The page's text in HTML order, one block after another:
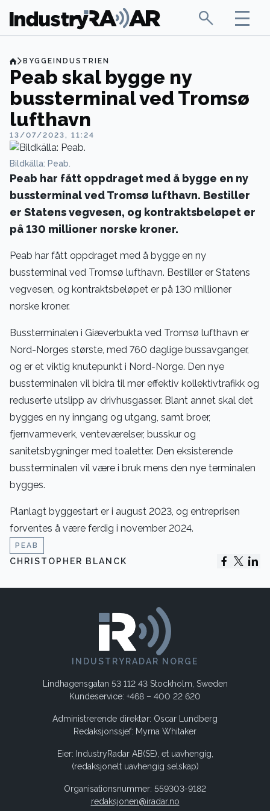
BYGGEINDUSTRIEN
Peab skal bygge ny
bussterminal ved Tromsø
lufthavn
13/07/2023, 11:24
Bildkälla: Peab.
Peab har fått oppdraget med å bygge en ny
bussterminal ved Tromsø lufthavn. Bestiller
er Statens vegvesen, og kontraktsbeløpet er
på 130 millioner norske kroner.
Peab har fått oppdraget med å bygge en ny
bussterminal ved Tromsø lufthavn. Bestiller er Statens
vegvesen, og kontraktsbeløpet er på 130 millioner
norske kroner.
Bussterminalen i Giæverbukta ved Tromsø lufthavn er
Nord-Norges største, med 760 daglige bussavganger,
og er et viktig knutepunkt i Nord-Norge. Den nye
bussterminalen vil bidra til mer effektiv kollektivtrafikk og
reduserte utslipp av drivhusgasser. Blant annet skal det
bygges en ny inngang og utgang, samt broer,
fjernvarmeverk, venteværelser, busskur og
sanitetsbygninger med toaletter. Den eksisterende
bussterminalen vil være i bruk mens den nye terminalen
bygges.
Planlagt byggestart er i august 2023, og entreprisen
forventes å være ferdig i november 2024.
PEAB
CHRISTOPHER BLANCK
INDUSTRYRADAR NORGE
Lindhagensgatan 53 112 43 Stockholm, Sweden
Kundeservice: +468 – 400 22 620
Administrerende direktør: Oscar Lundberg
Redaksjonssjef: Myrna Whitaker
Eier: IndustryRadar AB(SE), et uavhengig,
(redaksjonelt uavhengig selskap)
Organisationsnummer: 559303-9182
redaksjonen@iradar.no